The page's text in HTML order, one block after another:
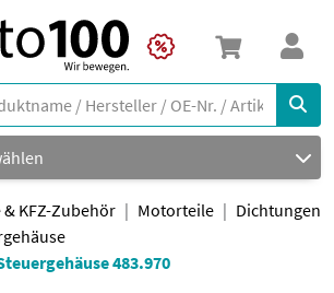
KFZ-Zubehör Motorteile
Dichtungen
483.970